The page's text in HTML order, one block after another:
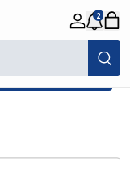
2
Magic Balls 1 Adet
satıcısıdır.